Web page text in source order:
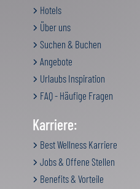
Hotels
Über uns
Suchen & Buchen
Angebote
Urlaubs Inspiration
FAQ - Häufige Fragen
Karriere:
Best Wellness Karriere
Jobs & Offene Stellen
Benefits & Vorteile